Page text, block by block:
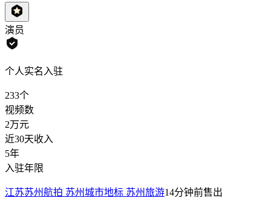
演员
个人实名入驻
233个
视频数
2万元
近30天收入
5年
入驻年限
江苏苏州航拍 苏州城市地标 苏州旅游14分钟前售出